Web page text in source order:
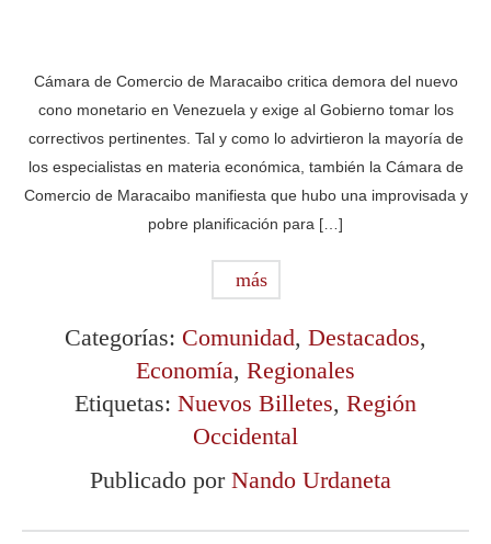
Cámara de Comercio de Maracaibo critica demora del nuevo
cono monetario en Venezuela y exige al Gobierno tomar los
correctivos pertinentes. Tal y como lo advirtieron la mayoría de
los especialistas en materia económica, también la Cámara de
Comercio de Maracaibo manifiesta que hubo una improvisada y
pobre planificación para […]
más
Categorías: Comunidad, Destacados,
Economía, Regionales
Etiquetas: Nuevos Billetes, Región
Occidental
Publicado por Nando Urdaneta